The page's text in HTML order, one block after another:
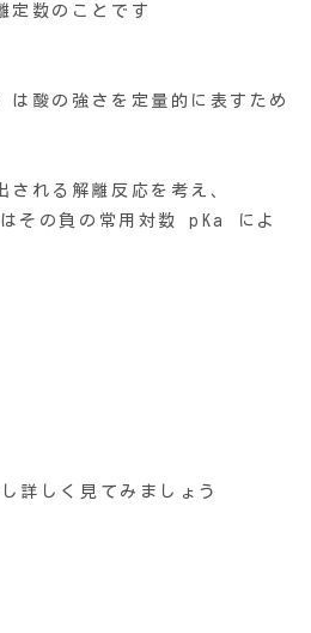
数のことです
は酸の強さを定量的に表すため
される解離反応を考え、
その負の常用対数 pKa によ
しく見てみましょう